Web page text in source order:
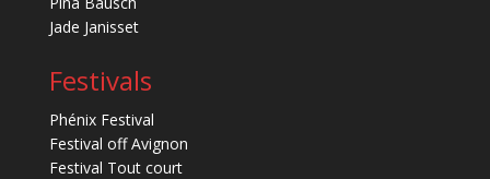
Jade Janisset
Festivals
Phénix Festival
Festival off Avignon
Festival Tout court